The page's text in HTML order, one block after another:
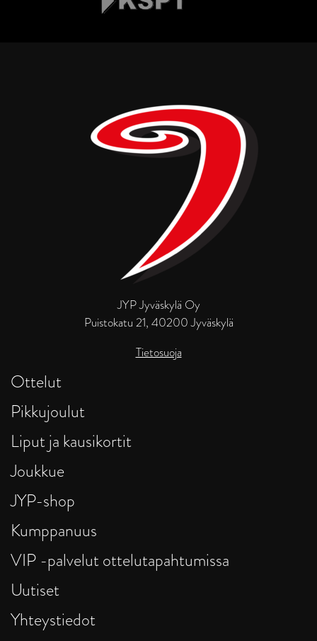
JYP Jyväskylä Oy
Puistokatu 21, 40200 Jyväskylä
Tietosuoja
Ottelut
Pikkujoulut
Liput ja kausikortit
Joukkue
JYP-shop
Kumppanuus
VIP -palvelut ottelutapahtumissa
Uutiset
Yhteystiedot